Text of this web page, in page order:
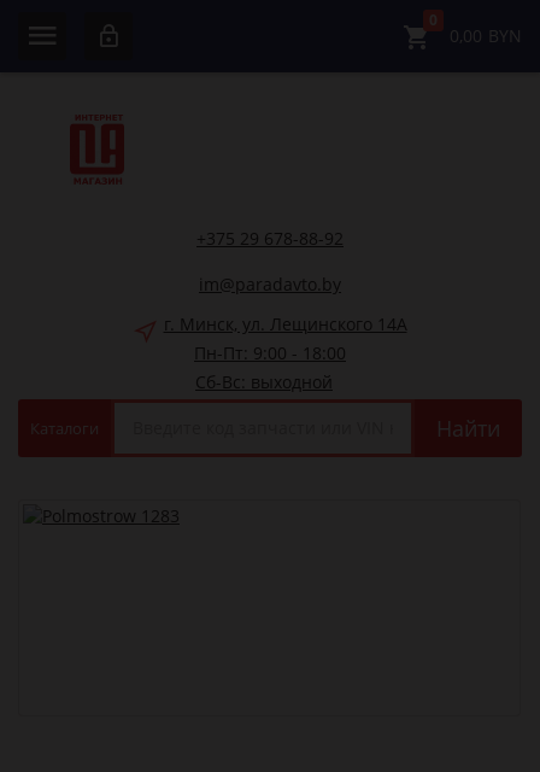
0
0,00 BYN
+375 29 678-88-92
im@paradavto.by
г. Минск, ул. Лещинского 14А
Пн-Пт: 9:00 - 18:00
Сб-Вс: выходной
Каталоги Найти